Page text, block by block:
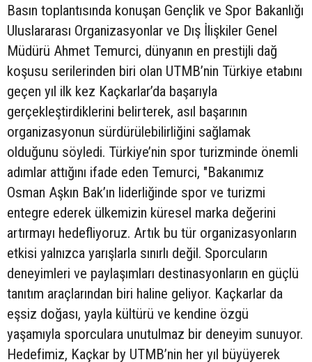
Basın toplantısında konuşan Gençlik ve Spor Bakanlığı
Uluslararası Organizasyonlar ve Dış İlişkiler Genel
Müdürü Ahmet Temurci, dünyanın en prestijli dağ
koşusu serilerinden biri olan UTMB’nin Türkiye etabını
geçen yıl ilk kez Kaçkarlar’da başarıyla
gerçekleştirdiklerini belirterek, asıl başarının
organizasyonun sürdürülebilirliğini sağlamak
olduğunu söyledi. Türkiye’nin spor turizminde önemli
adımlar attığını ifade eden Temurci, "Bakanımız
Osman Aşkın Bak’ın liderliğinde spor ve turizmi
entegre ederek ülkemizin küresel marka değerini
artırmayı hedefliyoruz. Artık bu tür organizasyonların
etkisi yalnızca yarışlarla sınırlı değil. Sporcuların
deneyimleri ve paylaşımları destinasyonların en güçlü
tanıtım araçlarından biri haline geliyor. Kaçkarlar da
eşsiz doğası, yayla kültürü ve kendine özgü
yaşamıyla sporculara unutulmaz bir deneyim sunuyor.
Hedefimiz, Kaçkar by UTMB’nin her yıl büyüyerek